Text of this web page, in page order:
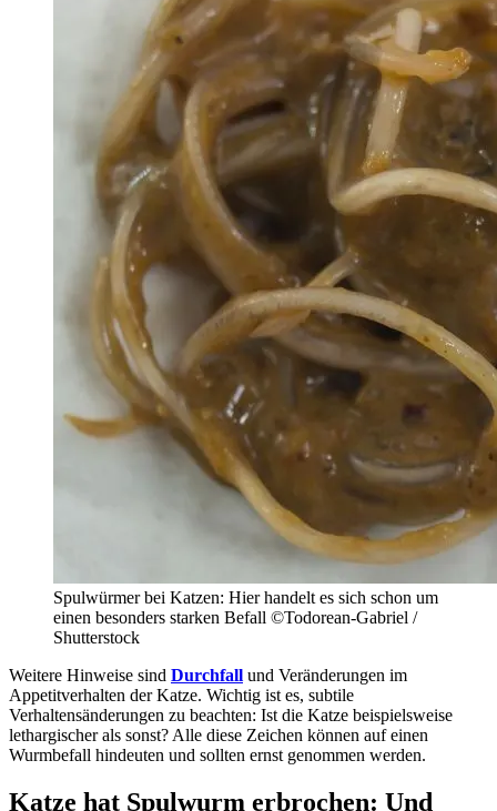
Spulwürmer bei Katzen: Hier handelt es sich schon um
einen besonders starken Befall ©Todorean-Gabriel /
Shutterstock
Weitere Hinweise sind Durchfall und Veränderungen im
Appetitverhalten der Katze. Wichtig ist es, subtile
Verhaltensänderungen zu beachten: Ist die Katze beispielsweise
lethargischer als sonst? Alle diese Zeichen können auf einen
Wurmbefall hindeuten und sollten ernst genommen werden.
Katze hat Spulwurm erbrochen: Und